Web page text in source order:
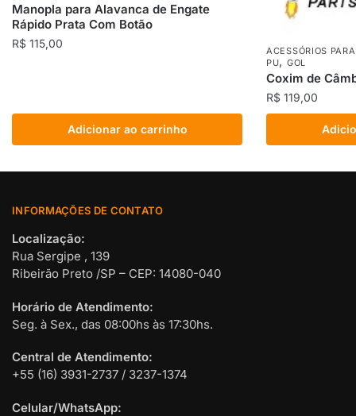
Manopla para Alavanca de Engate
Rápido Prata Com Botão
R$ 115,00
Adicionar ao carrinho
ACESSÓRIOS
PU, GOL
Coxim de
R$ 119,00
INFORMAÇÕES DE CONTATO
Localização:
Rua Sergipe , 139
Ribeirão Preto /SP – CEP: 14080-040
Horário de Atendimento:
Seg. à Sex., das 08:00hs às 17:30hs.
Central de Atendimento:
+55 (16) 3931-2737 / 3237-1374
Celular/WhatsApp: